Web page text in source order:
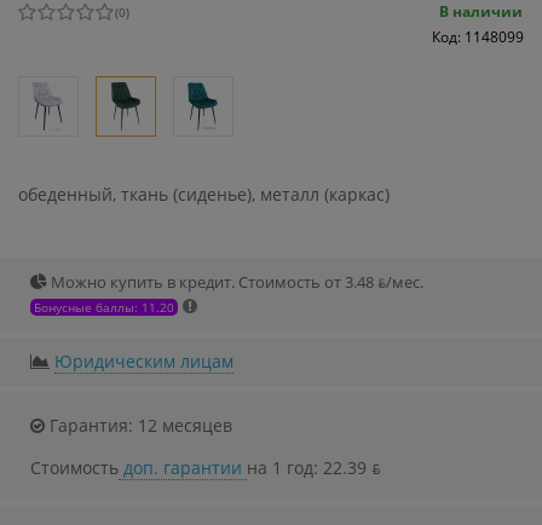
(0)
В наличии
Код: 1148099
обеденный, ткань (сиденье), металл (каркас)
Можно купить в кредит. Стоимость от 3.48 ƃ/мec.
Бонусные баллы: 11.20
Юридическим лицам
Гарантия: 12 месяцев
Стоимость доп. гарантии на 1 год: 22.39 ƃ